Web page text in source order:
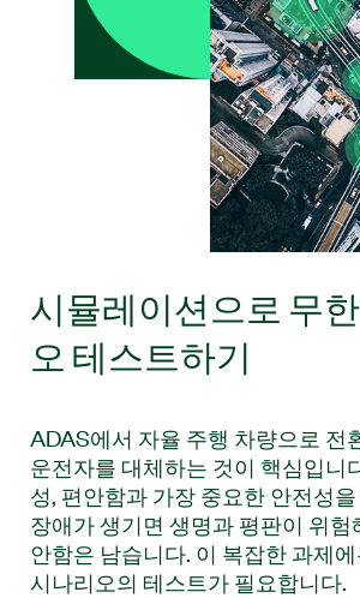
시뮬레이션으로 무
오 테스트하기
ADAS에서 자율 주행 차량으로 전
운전자를 대체하는 것이 핵심입니
성, 편안함과 가장 중요한 안전성
장애가 생기면 생명과 평판이 위험
안함은 남습니다. 이 복잡한 과제
시나리오의 테스트가 필요합니다.